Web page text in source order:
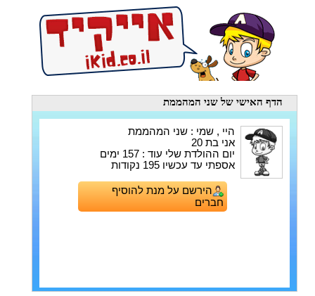
הדף האישי של שני המהממת
היי , שמי : שני המהממת
אני בת 20
יום ההולדת שלי עוד : 157 ימים
אספתי עד עכשיו 195 נקודות
הירשם על מנת להוסיף
חברים